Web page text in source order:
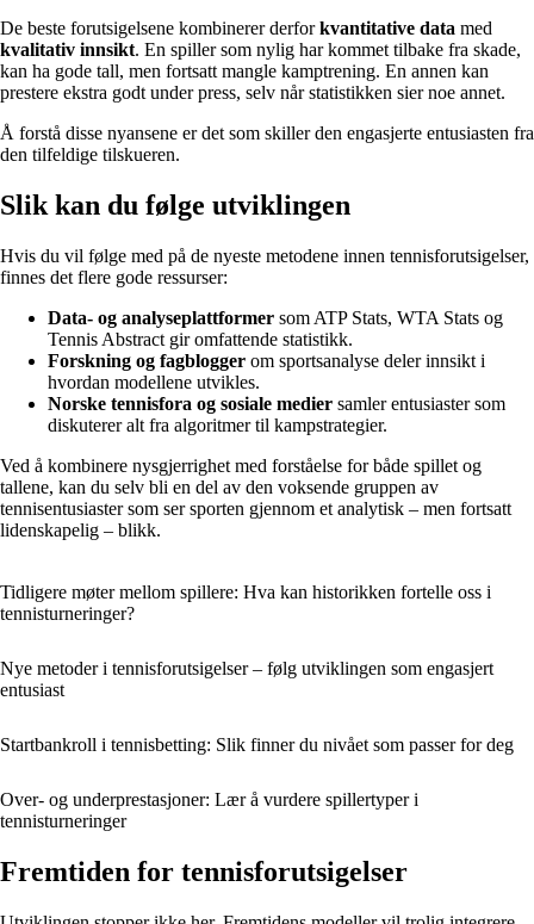
De beste forutsigelsene kombinerer derforkvantitative data med
kvalitativ innsikt. En spiller som nylig har kommet tilbake fra skade,
kan ha gode tall, men fortsatt mangle kamptrening. En annen kan
prestere ekstra godt under press, selv når statistikken sier noe annet.
Å forstå disse nyansene er det som skiller den engasjerte entusiasten fra
den tilfeldige tilskueren.
Slik kan du følge utviklingen
Hvis du vil følge med på de nyeste metodene innen tennisforutsigelser,
finnes det flere gode ressurser:
Data- og analyseplattformer som ATP Stats, WTA Stats og
Tennis Abstract gir omfattende statistikk.
Forskning og fagblogger om sportsanalyse deler innsikt i
hvordan modellene utvikles.
Norske tennisfora og sosiale medier samler entusiaster som
diskuterer alt fra algoritmer til kampstrategier.
Ved å kombinere nysgjerrighet med forståelse for både spillet og
tallene, kan du selv bli en del av den voksende gruppen av
tennisentusiaster som ser sporten gjennom et analytisk – men fortsatt
lidenskapelig – blikk.
Tidligere møter mellom spillere: Hva kan historikken fortelle oss i
tennisturneringer?
Nye metoder i tennisforutsigelser – følg utviklingen som engasjert
entusiast
Startbankroll i tennisbetting: Slik finner du nivået som passer for deg
Over- og underprestasjoner: Lær å vurdere spillertyper i
tennisturneringer
Fremtiden for tennisforutsigelser